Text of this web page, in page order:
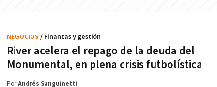
River acelera el repago de la deuda del
Monumental, en plena crisis futbolística
NEGOCIOS / Finanzas y gestión
PorAndrés Sanguinetti